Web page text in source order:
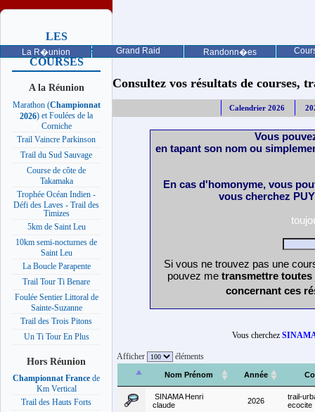
La R�union Grand Raid Randonn�es
LES
PROCHAINES
COURSES
A la Réunion
Marathon (Championnat
2026) et Foulées de la
Corniche
Trail Vaincre Parkinson
Trail du Sud Sauvage
Course de côte de
Takamaka
Trophée Océan Indien -
Défi des Laves - Trail des
Timizes
5km de Saint Leu
10km semi-nocturnes de
Saint Leu
La Boucle Parapente
Trail Tour Ti Benare
Foulée Sentier Littoral de
Sainte-Suzanne
Trail des Trois Pitons
Un Ti Tour En Plus
Hors Réunion
Championnat France de
Km Vertical
Trail des Hauts Forts
Consultez vos résultats de courses,
Calendrier 2026
Vous
en tapant son nom ou
En cas d'homonyme, vous
vous cherchez
Si vous ne trouvez pas une
pouvez me transmettre
concernant ces
Vous cherchez
Afficher éléments
Nom Prénom Année
SINAMA Henri
claude
2026
trail-
ecocite